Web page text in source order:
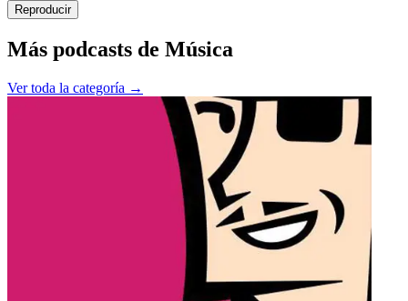
Reproducir
Más podcasts de Música
Ver toda la categoría →